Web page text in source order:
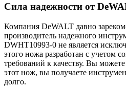
Сила надежности от
Компания DeWALT давно
производитель надежного
DWHT10993-0 не является
этого ножа разработан с учетом
требований к качеству. Вы
этот нож, вы получаете
долго.